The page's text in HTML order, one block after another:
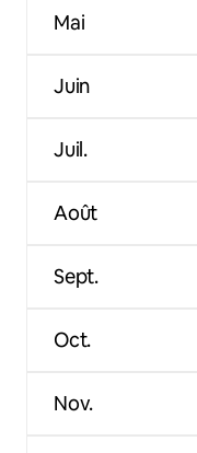
Mai
Juin
Juil.
Août
Sept.
Oct.
Nov.